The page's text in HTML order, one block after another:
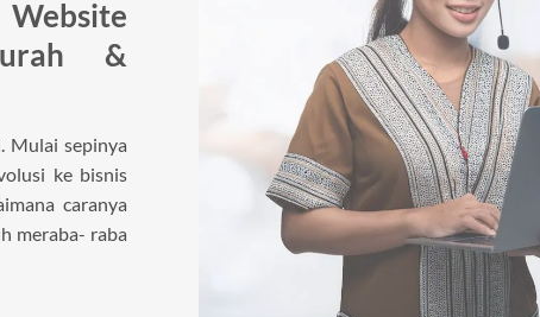
&
Mulai sepinya
ke bisnis
caranya
meraba- raba